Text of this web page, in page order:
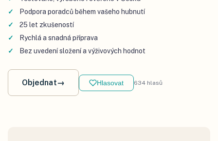
Podpora poradců během vašeho hubnutí
25 let zkušeností
Rychlá a snadná příprava
Bez uvedení složení a výživových hodnot
Objednat→ Hlasovat 634 hlasů